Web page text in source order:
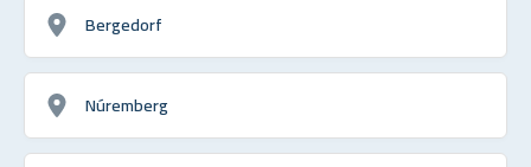
Bergedorf
Núremberg